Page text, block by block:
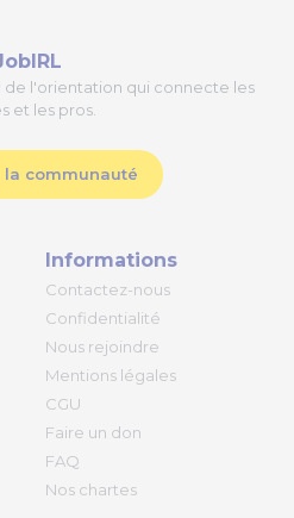
de l'orientation qui connecte les
et les pros.
la communauté
Informations
Contactez-nous
Confidentialité
Nous rejoindre
Mentions légales
CGU
Faire un don
FAQ
Nos chartes